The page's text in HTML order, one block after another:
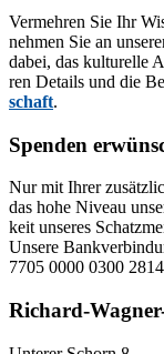
Ver­meh­ren Sie Ihr
neh­men Sie an
da­bei, das kul­tu­rel­le
ren De­tails und die
schaft.
Spenden
Nur mit Ih­rer
das hohe Ni­veau
keit un­se­res
Un­se­re
7705 0000 0300
Richard-